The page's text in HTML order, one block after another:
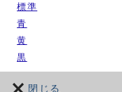
標準
青
黄
黒
閉じる